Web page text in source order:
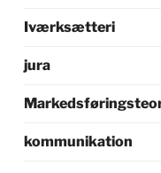
Iværksætteri
jura
kommunikation